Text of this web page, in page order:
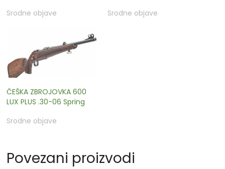
Srodne objave
Srodne objave
ČEŠKA ZBROJOVKA 600
LUX PLUS .30-06 Spring
Srodne objave
Povezani proizvodi